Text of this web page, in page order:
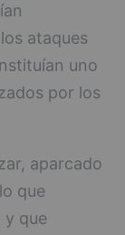
ataques
uno
por los
aparcado
que
y que